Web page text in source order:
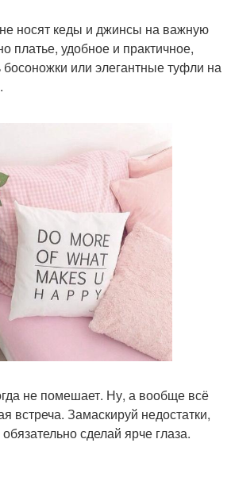
носят кеды и джинсы на важную
платье, удобное и практичное,
босоножки или элегантные туфли на
не помешает. Ну, а вообще всё
встреча. Замаскируй недостатки,
сделай ярче глаза.